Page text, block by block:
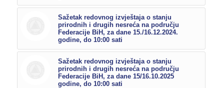
Sažetak redovnog izvještaja o stanju
prirodnih i drugih nesreća na području
Federacije BiH, za dane 15./16.12.2024.
godine, do 10:00 sati
Sažetak redovnog izvještaja o stanju
prirodnih i drugih nesreća na području
Federacije BiH, za dane 15/16.10.2025
godine, do 10:00 sati